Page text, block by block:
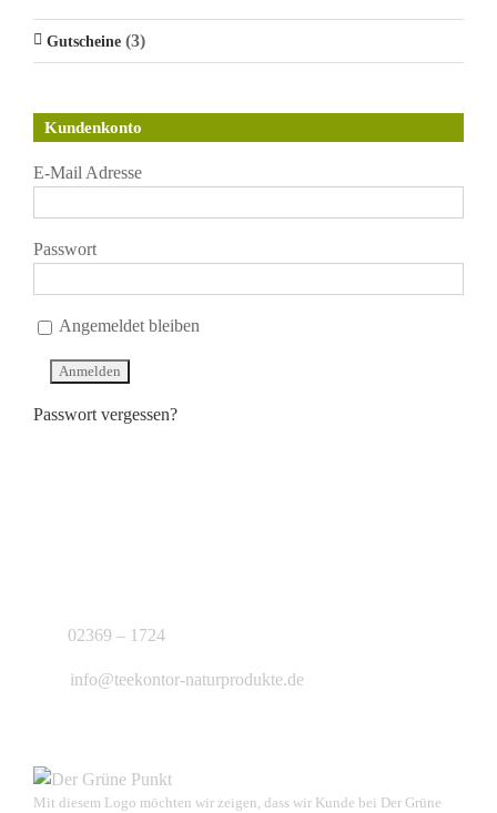
Gutscheine (3)
Kundenkonto
E-Mail Adresse
Passwort
Angemeldet bleiben
Passwort vergessen?
02369 – 1724
info@teekontor-naturprodukte.de
Mit diesem Logo möchten wir zeigen, dass wir Kunde bei Der Grüne